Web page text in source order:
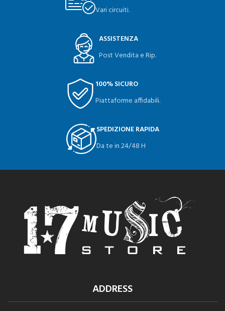
Vari circuiti.
ASSISTENZA
Post Vendita e Rip.
100% SICURO
Piattaforme affidabili.
SPEDIZIONE RAPIDA
Da te in 24/48 H
ADDRESS